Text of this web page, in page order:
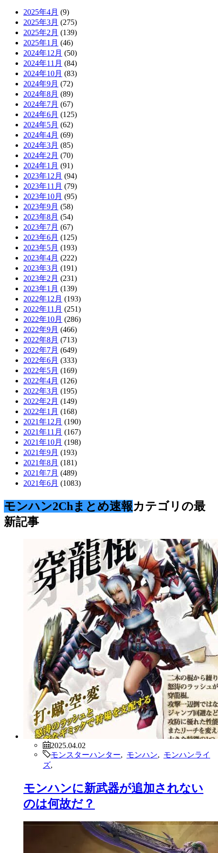
2025年4月 (9)
2025年3月 (275)
2025年2月 (139)
2025年1月 (46)
2024年12月 (50)
2024年11月 (84)
2024年10月 (83)
2024年9月 (72)
2024年8月 (89)
2024年7月 (67)
2024年6月 (125)
2024年5月 (62)
2024年4月 (69)
2024年3月 (85)
2024年2月 (70)
2024年1月 (91)
2023年12月 (94)
2023年11月 (79)
2023年10月 (95)
2023年9月 (58)
2023年8月 (54)
2023年7月 (67)
2023年6月 (125)
2023年5月 (193)
2023年4月 (222)
2023年3月 (191)
2023年2月 (231)
2023年1月 (139)
2022年12月 (193)
2022年11月 (251)
2022年10月 (286)
2022年9月 (466)
2022年8月 (713)
2022年7月 (649)
2022年6月 (333)
2022年5月 (169)
2022年4月 (126)
2022年3月 (195)
2022年2月 (149)
2022年1月 (168)
2021年12月 (190)
2021年11月 (167)
2021年10月 (198)
2021年9月 (193)
2021年8月 (181)
2021年7月 (489)
2021年6月 (1083)
モンハン2Chまとめ速報カテゴリの最
新記事
2025.04.02
モンスターハンター
モンハン
モンハンライ
ズ
モンハンに新武器が追加されない
のは何故だ？